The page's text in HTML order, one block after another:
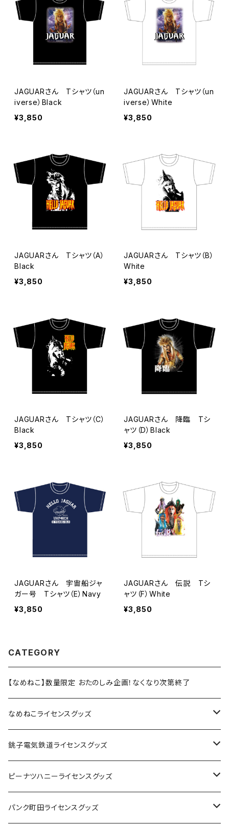
JAGUARさん Tシャツ（un
iverse）Black
¥3,850
JAGUARさん Tシャツ（un
iverse）White
¥3,850
JAGUARさん Tシャツ（A）
Black
¥3,850
JAGUARさん Tシャツ（B）
White
¥3,850
JAGUARさん Tシャツ（C）
Black
¥3,850
JAGUARさん 降臨 Tシ
ャツ（D）Black
¥3,850
JAGUARさん 宇宙船ジャ
ガー号 Tシャツ（E）Navy
¥3,850
JAGUARさん 伝説 Tシ
ャツ（F）White
¥3,850
CATEGORY
【なめねこ】数量限定 おたのしみ企画！なくなり次第終了
なめねこライセンスグッズ
Tシャツ
キャップ
ステッカー
銚子電気鉄道ライセンスグッズ
ステッカー
缶バッジ
ピーナツハニーライセンスグッズ
Tシャツ
パンク町田ライセンスグッズ